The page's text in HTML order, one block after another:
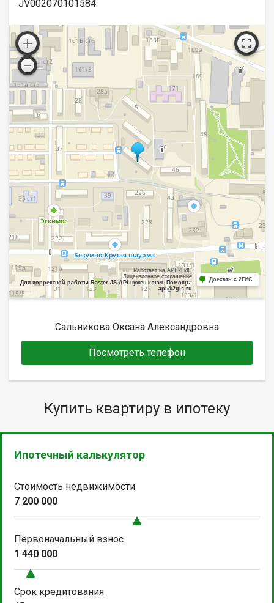
JV002070101584
Работает на API 2ГИС
Лицензионное соглашение
Для корректной работы Raster JS API нужен ключ. Помощь:
api@2gis.ru
Доехать с 2ГИС
Сальникова Оксана Александровна
Посмотреть телефон
Купить квартиру в ипотеку
Ипотечный калькулятор
Стоимость недвижимости
7 200 000
Первоначальный взнос
1 440 000
Срок кредитования